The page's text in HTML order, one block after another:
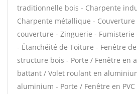
traditionnelle bois - Charpente
Charpente métallique - Couverture
couverture - Zinguerie - Fumisterie
- Étanchéité de Toiture - Fenêtre
structure bois - Porte / Fenêtre en
battant / Volet roulant en
aluminium - Porte / Fenêtre en